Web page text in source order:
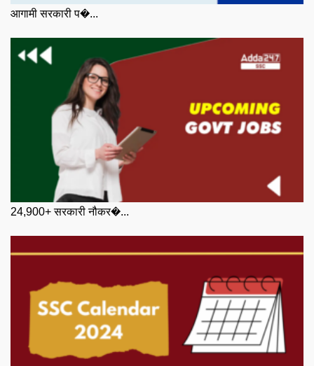
आगामी सरकारी प�...
24,900+ सरकारी नौकर�...